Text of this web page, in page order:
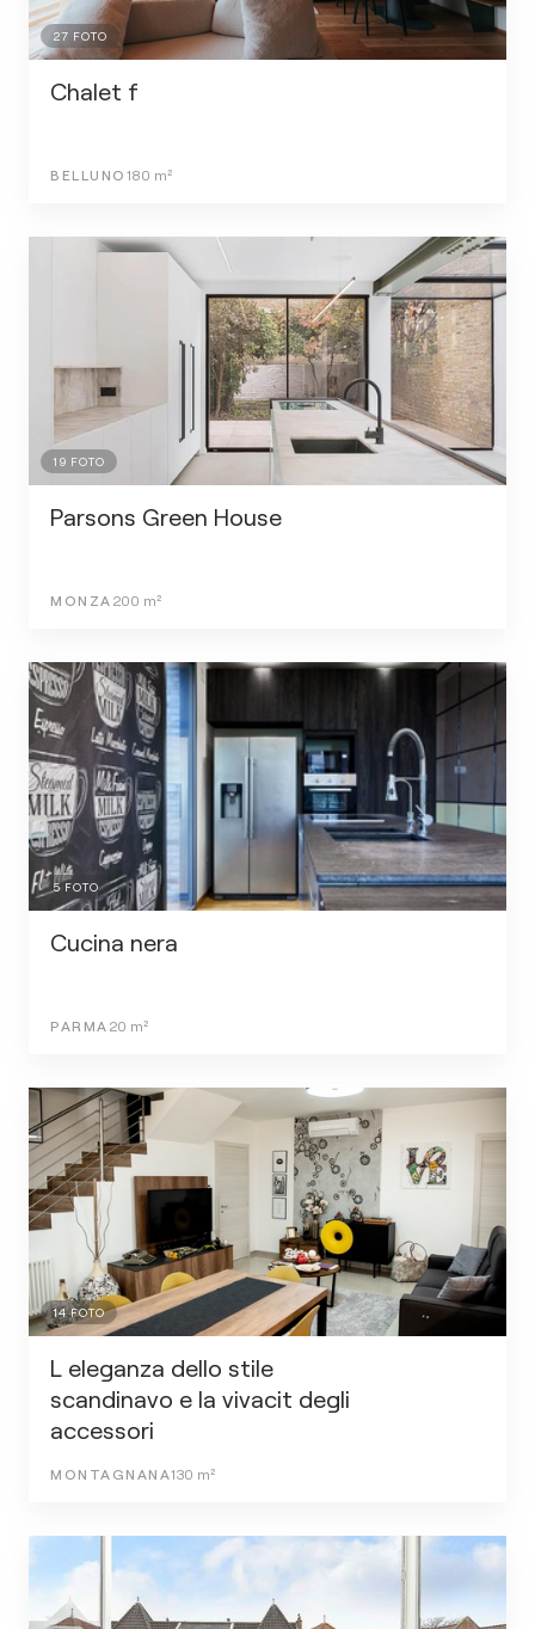
27 FOTO
Chalet f
BELLUNO 180 m²
19 FOTO
Parsons Green House
MONZA 200 m²
5FOTO
Cucina nera
PARMA 20 m²
14FOTO
L eleganza dello stile
scandinavo e la vivacit degli
accessori
MONTAGNANA130 m²